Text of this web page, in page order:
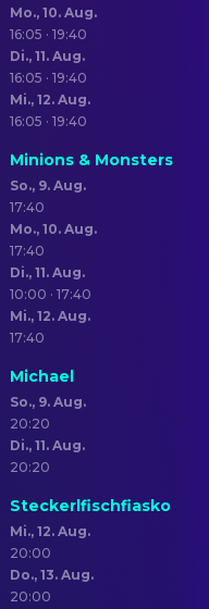
Mo., 10. Aug.
16:05 · 19:40
Di., 11. Aug.
16:05 · 19:40
Mi., 12. Aug.
16:05 · 19:40
Minions & Monsters
So., 9. Aug.
17:40
Mo., 10. Aug.
17:40
Di., 11. Aug.
10:00 · 17:40
Mi., 12. Aug.
17:40
Michael
So., 9. Aug.
20:20
Di., 11. Aug.
20:20
Steckerlfischfiasko
Mi., 12. Aug.
20:00
Do., 13. Aug.
20:00